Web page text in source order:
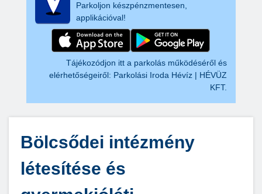
Parkoljon készpénzmentesen,
applikációval!
Tájékozódjon itt a parkolás működéséről és
elérhetőségeiről: Parkolási Iroda Hévíz | HÉVÜZ
KFT.
Bölcsődei intézmény
létesítése és